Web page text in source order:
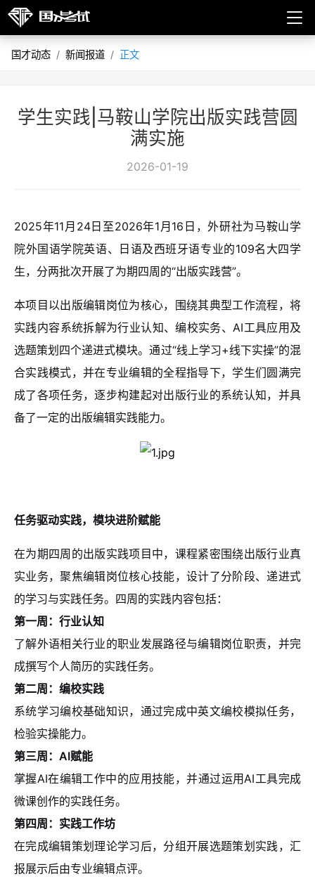
国才动态 新闻报道 正文
学生实践|马鞍山学院出版实践营圆
满实施
2026-01-19
2025年11月24日至2026年1月16日，外研社为马鞍山学
院外国语学院英语、日语及西班牙语专业的109名大四学
生，分两批次开展了为期四周的“出版实践营”。
本项目以出版编辑岗位为核心，围绕其典型工作流程，将
实践内容系统拆解为行业认知、编校实务、AI工具应用及
选题策划四个递进式模块。通过“线上学习+线下实操”的混
合实践模式，并在专业编辑的全程指导下，学生们圆满完
成了各项任务，逐步构建起对出版行业的系统认知，并具
备了一定的出版编辑实践能力。
任务驱动实践，模块进阶赋能
在为期四周的出版实践项目中，课程紧密围绕出版行业真
实业务，聚焦编辑岗位核心技能，设计了分阶段、递进式
的学习与实践任务。四周的实践内容包括：
第一周：行业认知
了解外语相关行业的职业发展路径与编辑岗位职责，并完
成撰写个人简历的实践任务。
第二周：编校实践
系统学习编校基础知识，通过完成中英文编校模拟任务，
检验实操能力。
第三周：AI赋能
掌握AI在编辑工作中的应用技能，并通过运用AI工具完成
微课创作的实践任务。
第四周：实践工作坊
在完成编辑策划理论学习后，分组开展选题策划实践，汇
报展示后由专业编辑点评。